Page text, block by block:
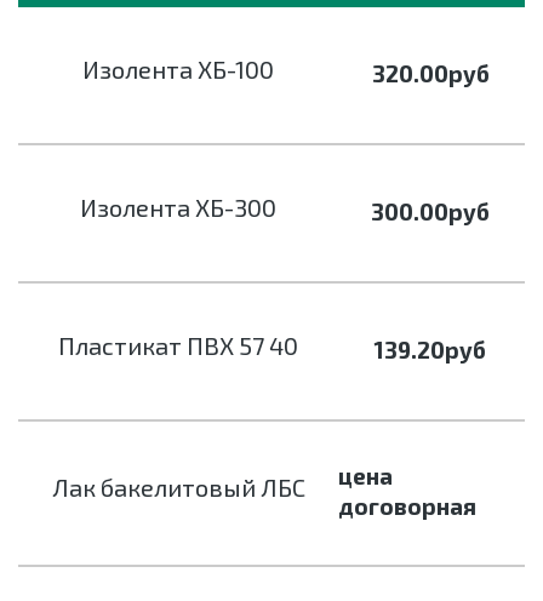
Изолента ХБ-100 320.00руб
Изолента ХБ-300 300.00руб
Пластикат ПВХ 57 40 139.20руб
Лак бакелитовый ЛБС
цена
договорная